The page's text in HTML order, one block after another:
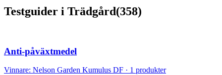
Testguider i Trädgård(358)
Anti-påväxtmedel
Vinnare: Nelson Garden Kumulus DF · 1 produkter